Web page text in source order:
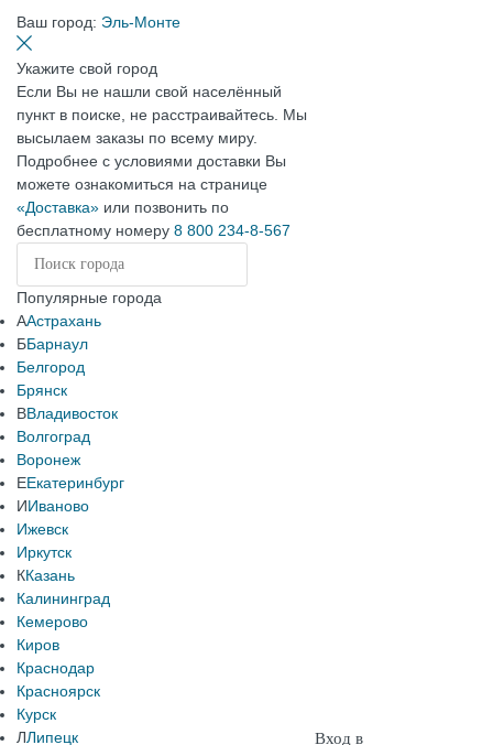
Ваш город: Эль-Монте
Укажите свой город
Если Вы не нашли свой населённый
пункт в поиске, не расстраивайтесь. Мы
высылаем заказы по всему миру.
Подробнее с условиями доставки Вы
можете ознакомиться на странице
«Доставка» или позвонить по
бесплатному номеру 8 800 234-8-567
Популярные города
ААстрахань
ББарнаул
Белгород
Брянск
ВВладивосток
Волгоград
Воронеж
ЕЕкатеринбург
ИИваново
Ижевск
Иркутск
ККазань
Калининград
Кемерово
Киров
Краснодар
Красноярск
Курск
ЛЛипецк
Вход в